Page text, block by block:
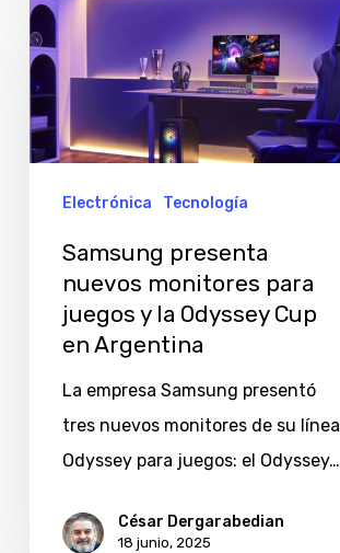
presenta
nuevos
monitores
para
juegos
Odyssey
Electrónica Tecnología
Samsung presenta
nuevos monitores para
juegos y la Odyssey Cup
en Argentina
La empresa Samsung presentó
tres nuevos monitores de su línea
Odyssey para juegos: el Odyssey…
César Dergarabedian
18 junio, 2025